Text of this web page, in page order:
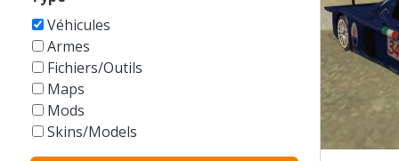
Véhicules
Armes
Fichiers/Outils
Maps
Mods
Skins/Models